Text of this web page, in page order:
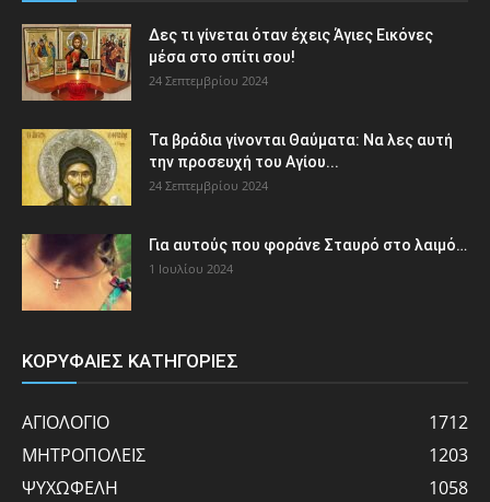
Δες τι γίνεται όταν έχεις Άγιες Εικόνες
μέσα στο σπίτι σου!
24 Σεπτεμβρίου 2024
Τα βράδια γίνονται Θαύματα: Να λες αυτή
την προσευχή του Αγίου...
24 Σεπτεμβρίου 2024
Για αυτούς που φοράνε Σταυρό στο λαιμό…
1 Ιουλίου 2024
ΚΟΡΥΦΑΙΕΣ ΚΑΤΗΓΟΡΙΕΣ
ΑΓΙΟΛΟΓΙΟ
1712
ΜΗΤΡΟΠΟΛΕΙΣ
1203
ΨΥΧΩΦΕΛΗ
1058